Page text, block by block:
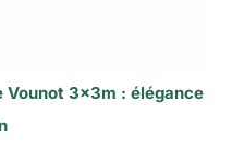
Vounot 3x3m : élégance